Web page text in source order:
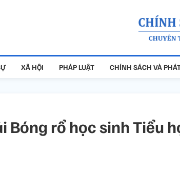
XÃ HỘI PHÁP LUẬT CHÍNH SÁCH VÀ
Bóng rổ học sinh Tiểu